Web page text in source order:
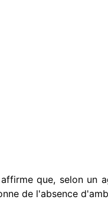
que, selon un
de l'absence